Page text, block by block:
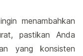
menambahkan
pastikan Anda
yang konsisten